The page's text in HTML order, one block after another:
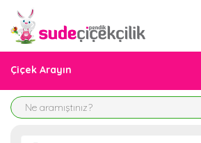
Çiçek Arayın